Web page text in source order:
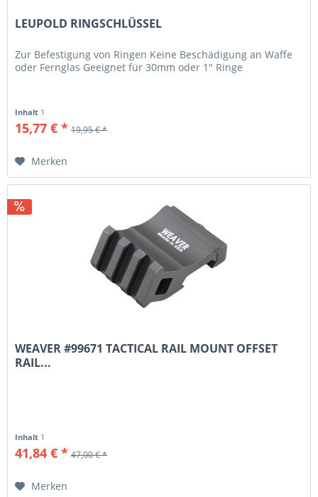
LEUPOLD RINGSCHLÜSSEL
Zur Befestigung von Ringen Keine Beschädigung an Waffe
oder Fernglas Geeignet für 30mm oder 1" Ringe
Inhalt 1
15,77 € * 19,95 € *
Merken
WEAVER #99671 TACTICAL RAIL MOUNT OFFSET
RAIL...
Inhalt 1
41,84 € * 47,00 € *
Merken